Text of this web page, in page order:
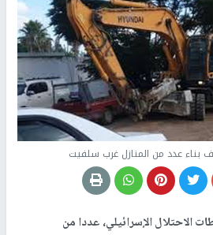
بناء عدد من المنازل غرب سلفيت
الاحتلال الإسرائيلي، عددا من